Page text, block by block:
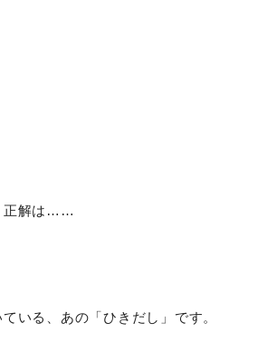
正解は……
いる、あの「ひきだし」です。